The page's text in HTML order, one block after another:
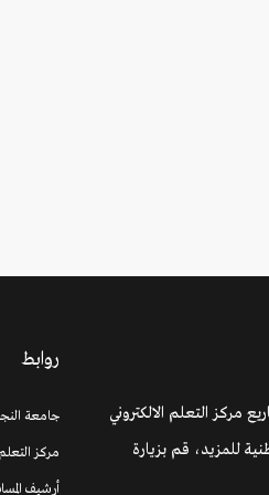
مركز التعلم الالكتروني
للمزيد، قم بزيارة
روابط
جامعة
مركز
أرشيف